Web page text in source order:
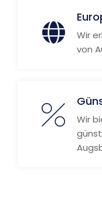
Wir
von
Wir